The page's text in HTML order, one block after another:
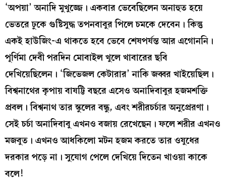
‘অপয়া’ অনাদি মুখুজ্জে। একবার ভেবেছিলেন অনাহুত হয়ে
ভেতরে ঢুকে গুষ্টিসুদ্ধ তপনবাবুর পিলে চমকে দেবেন। কিন্তু
একই হাউজিং-এ থাকতে হবে ভেবে শেষপর্যন্ত আর এগোননি।
পূর্ণিমা দেবী পরদিন মোবাইল খুলে খাবারের ছবি
দেখিয়েছিলেন। ‘জিভেজল কেটারার’ নাকি জব্বর খাইয়েছিল।
বিশ্বনাথের কৃপায় বাষট্টি বছরে এসেও অনাদিবাবুর হজমশক্তি
প্রবল। বিশ্বনাথ তার স্কুলের বন্ধু, এবং শরীরচর্চার অনুপ্রেরণা।
সেই চর্চা অনাদিবাবু এখনও বজায় রেখেছেন। ফলে শরীর এখনও
মজবুত। এখনও আধকিলো মটন হজম করতে তার ওষুধের
দরকার পড়ে না। সুযোগ পেলে দেখিয়ে দিতেন খাওয়া কাকে
বলে!